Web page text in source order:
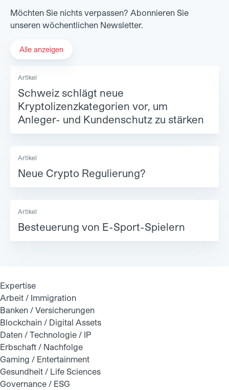
Möchten Sie nichts verpassen? Abonnieren Sie
unseren wöchentlichen Newsletter.
Alle anzeigen
Artikel
Schweiz schlägt neue
Kryptolizenzkategorien vor, um
Anleger- und Kundenschutz zu stärken
Artikel
Neue Crypto Regulierung?
Artikel
Besteuerung von E-Sport-Spielern
Expertise
Arbeit / Immigration
Banken / Versicherungen
Blockchain / Digital Assets
Daten / Technologie / IP
Erbschaft / Nachfolge
Gaming / Entertainment
Gesundheit / Life Sciences
Governance / ESG